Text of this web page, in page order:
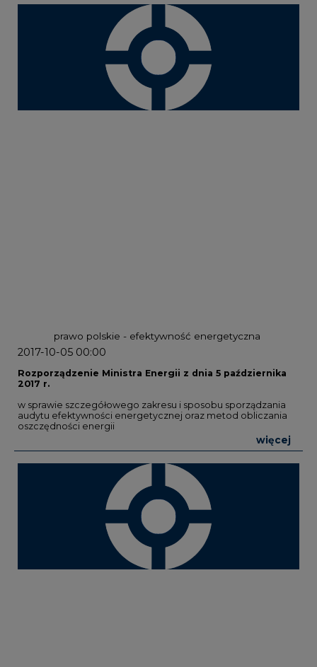
prawo polskie - efektywność energetyczna
2017-10-05 00:00
Rozporządzenie Ministra Energii z dnia 5 października
2017 r.
w sprawie szczegółowego zakresu i sposobu sporządzania
audytu efektywności energetycznej oraz metod obliczania
oszczędności energii
więcej